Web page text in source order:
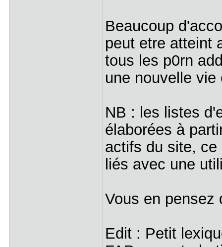
Beaucoup
peut etre atteint
tous les p0rn
une nouvelle
NB : les listes
élaborées à
actifs du site,
liés avec une
Vous en pensez
Edit : Petit